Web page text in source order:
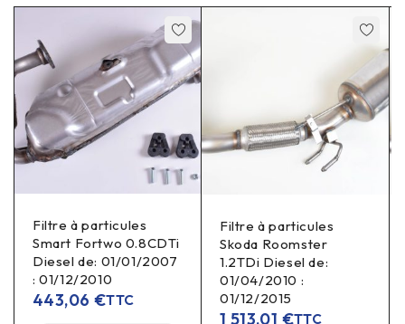
Filtre à particules
Smart Fortwo 0.8CDTi
Diesel de: 01/01/2007
: 01/12/2010
443,06 €TTC
Filtre à particules
Skoda Roomster
1.2TDi Diesel de:
01/04/2010 :
01/12/2015
1 513,01 €TTC